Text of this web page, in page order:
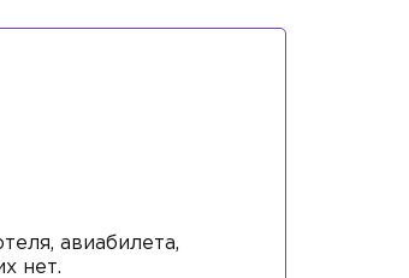
авиабилета,
нет.